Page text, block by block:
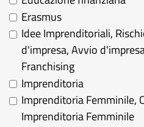
Erasmus
Idee Imprenditoriali,
d'impresa, Avvio
Franchising
Imprenditoria
Imprenditoria Femminile,
Imprenditoria Femminile